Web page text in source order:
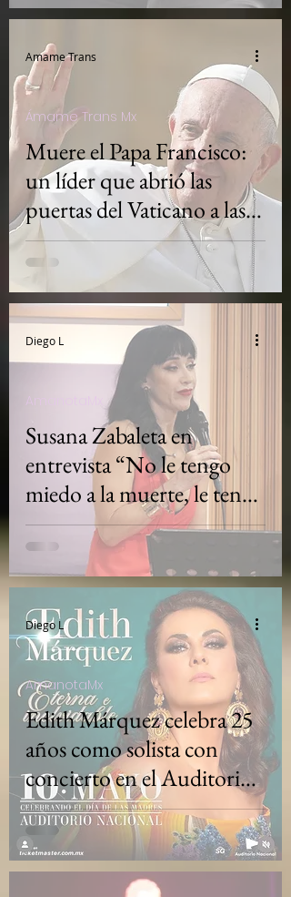
Muere el Papa Francisco:
un líder que abrió las
puertas del Vaticano a las
personas trans y LGBTQ+
Ámame Trans Mx
Amame Trans
Susana Zabaleta en
entrevista “No le tengo
miedo a la muerte, le tengo
miedo a no vivir”
AmanotaMx
Diego L
Edith Márquez celebra 25
años como solista con
concierto en el Auditorio
Nacional este 10 de mayo
AmanotaMx
Diego L